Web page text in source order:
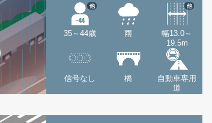
35～44歳
他
雨
幅13.0～
19.5m
他
信号なし 橋
自動車専用
道